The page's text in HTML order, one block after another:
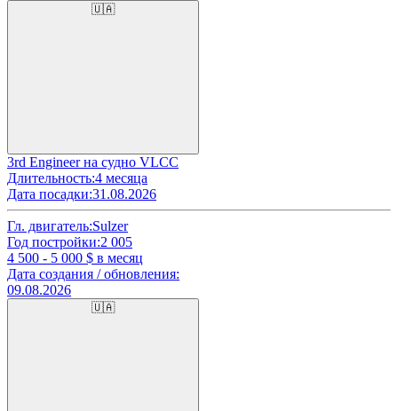
🇺🇦
3rd Engineer на судно VLCC
Длительность:4 месяца
Дата посадки:31.08.2026
Гл. двигатель:Sulzer
Год постройки:2 005
4 500 - 5 000 $ в месяц
Дата создания / обновления:
09.08.2026
🇺🇦